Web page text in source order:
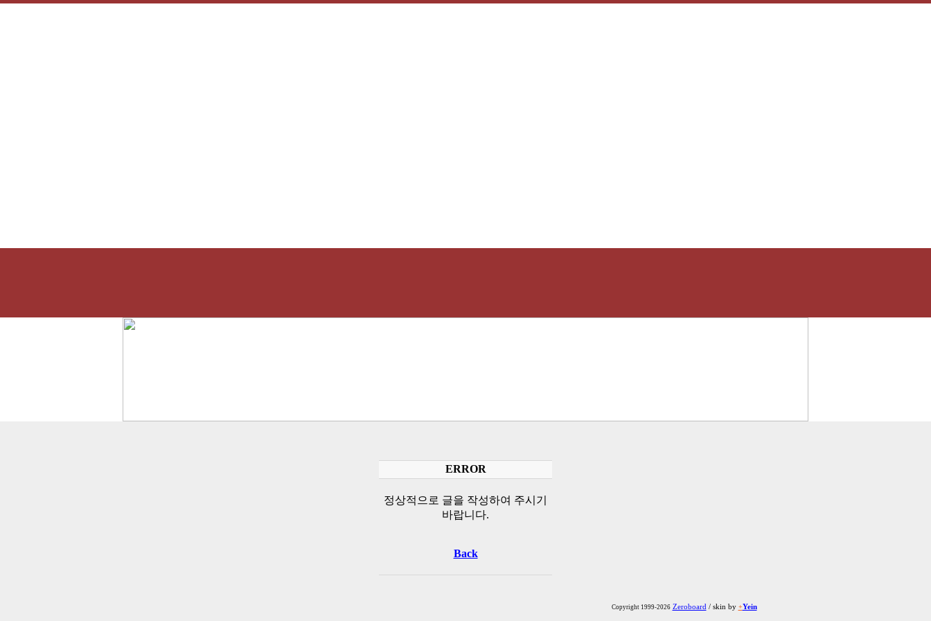
ERROR
정상적으로 글을 작성하여 주시기
바랍니다.
Back
Copyright 1999-2026 Zeroboard / skin by +Yein